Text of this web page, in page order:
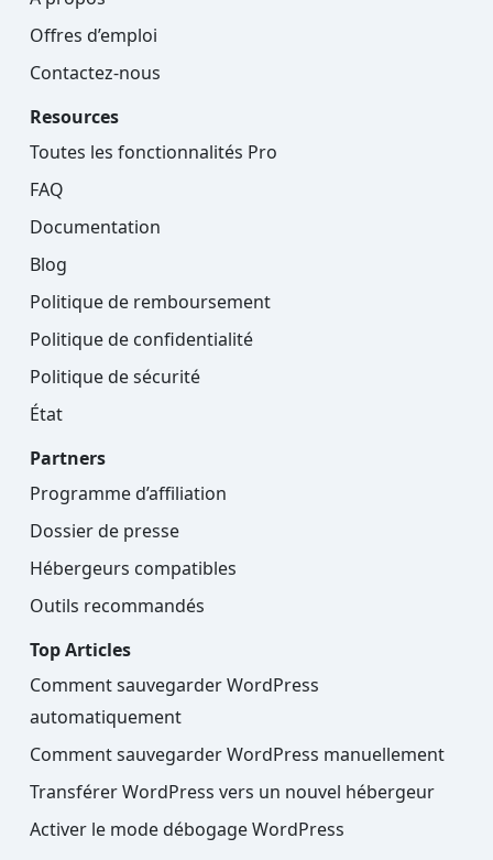
Offres d’emploi
Contactez-nous
Resources
Toutes les fonctionnalités Pro
FAQ
Documentation
Blog
Politique de remboursement
Politique de confidentialité
Politique de sécurité
État
Partners
Programme d’affiliation
Dossier de presse
Hébergeurs compatibles
Outils recommandés
Top Articles
Comment sauvegarder WordPress
automatiquement
Comment sauvegarder WordPress manuellement
Transférer WordPress vers un nouvel hébergeur
Activer le mode débogage WordPress